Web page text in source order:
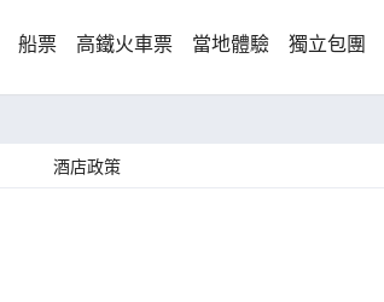
船票 高鐵火車票 當地體驗 獨立包團
酒店政策